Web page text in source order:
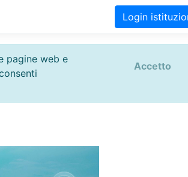
Login
pagine web e
Accetto